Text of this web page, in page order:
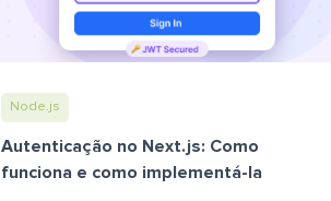
Node.js
Autenticação no Next.js: Como
funciona e como implementá-la